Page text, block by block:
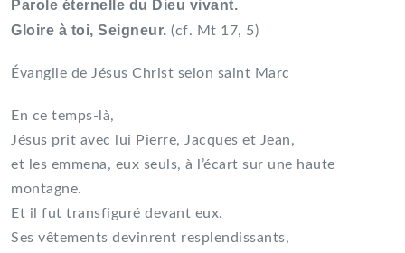
Parole éternelle du Dieu vivant.
Gloire à toi, Seigneur. (cf. Mt 17, 5)
Évangile de Jésus Christ selon saint Marc
En ce temps-là,
Jésus prit avec lui Pierre, Jacques et Jean,
et les emmena, eux seuls, à l’écart sur une haute
montagne.
Et il fut transfiguré devant eux.
Ses vêtements devinrent resplendissants,